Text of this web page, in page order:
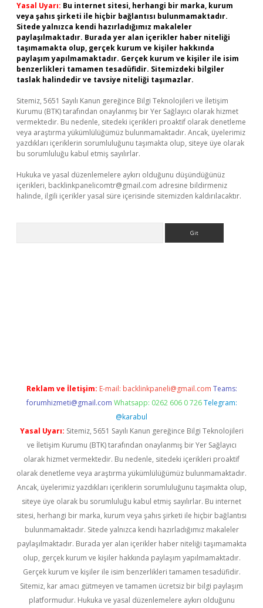
Yasal Uyarı: Bu internet sitesi, herhangi bir marka, kurum
veya şahıs şirketi ile hiçbir bağlantısı bulunmamaktadır.
Sitede yalnızca kendi hazırladığımız makaleler
paylaşılmaktadır. Burada yer alan içerikler haber niteliği
taşımamakta olup, gerçek kurum ve kişiler hakkında
paylaşım yapılmamaktadır. Gerçek kurum ve kişiler ile isim
benzerlikleri tamamen tesadüfidir. Sitemizdeki bilgiler
taslak halindedir ve tavsiye niteliği taşımazlar.
Sitemiz, 5651 Sayılı Kanun gereğince Bilgi Teknolojileri ve İletişim
Kurumu (BTK) tarafından onaylanmış bir Yer Sağlayıcı olarak hizmet
vermektedir. Bu nedenle, sitedeki içerikleri proaktif olarak denetleme
veya araştırma yükümlülüğümüz bulunmamaktadır. Ancak, üyelerimiz
yazdıkları içeriklerin sorumluluğunu taşımakta olup, siteye üye olarak
bu sorumluluğu kabul etmiş sayılırlar.
Hukuka ve yasal düzenlemelere aykırı olduğunu düşündüğünüz
içerikleri, backlinkpanelicomtr@gmail.com adresine bildirmeniz
halinde, ilgili içerikler yasal süre içerisinde sitemizden kaldırılacaktır.
Reklam ve İletişim: E-mail: backlinkpaneli@gmail.com Teams:
forumhizmeti@gmail.com Whatsapp: 0262 606 0 726 Telegram:
@karabul
Yasal Uyarı: Sitemiz, 5651 Sayılı Kanun gereğince Bilgi Teknolojileri
ve İletişim Kurumu (BTK) tarafından onaylanmış bir Yer Sağlayıcı
olarak hizmet vermektedir. Bu nedenle, sitedeki içerikleri proaktif
olarak denetleme veya araştırma yükümlülüğümüz bulunmamaktadır.
Ancak, üyelerimiz yazdıkları içeriklerin sorumluluğunu taşımakta olup,
siteye üye olarak bu sorumluluğu kabul etmiş sayılırlar. Bu internet
sitesi, herhangi bir marka, kurum veya şahıs şirketi ile hiçbir bağlantısı
bulunmamaktadır. Sitede yalnızca kendi hazırladığımız makaleler
paylaşılmaktadır. Burada yer alan içerikler haber niteliği taşımamakta
olup, gerçek kurum ve kişiler hakkında paylaşım yapılmamaktadır.
Gerçek kurum ve kişiler ile isim benzerlikleri tamamen tesadüfidir.
Sitemiz, kar amacı gütmeyen ve tamamen ücretsiz bir bilgi paylaşım
platformudur. Hukuka ve yasal düzenlemelere aykırı olduğunu